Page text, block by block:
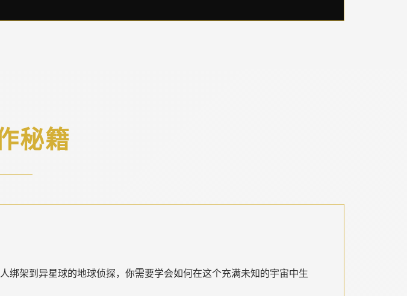
秘籍
架到异星球的地球侦探，你需要学会如何在这个充满未知的宇宙中生